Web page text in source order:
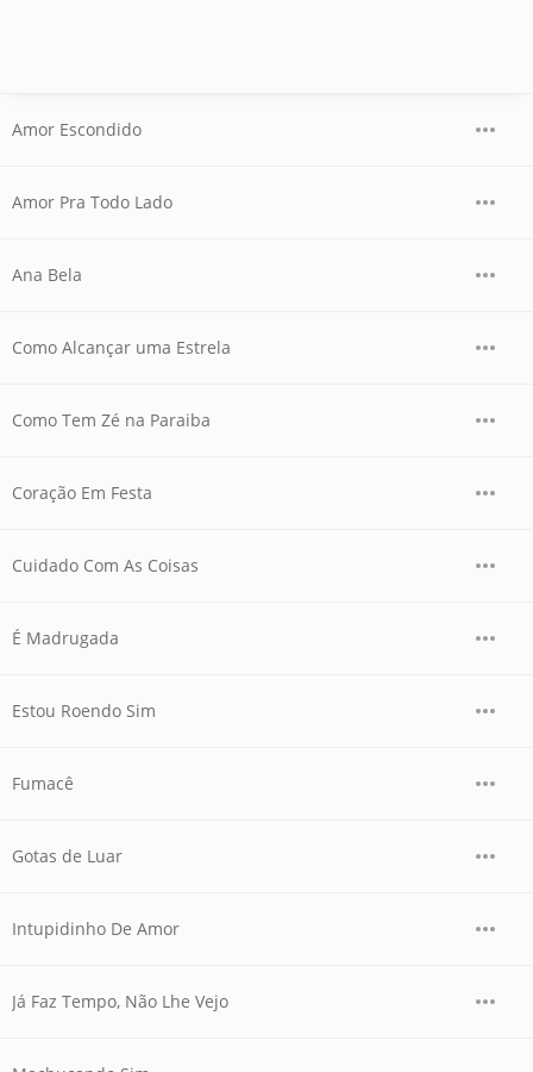
Amor Escondido
Amor Pra Todo Lado
Ana Bela
Como Alcançar uma Estrela
Como Tem Zé na Paraiba
Coração Em Festa
Cuidado Com As Coisas
É Madrugada
Estou Roendo Sim
Fumacê
Gotas de Luar
Intupidinho De Amor
Já Faz Tempo, Não Lhe Vejo